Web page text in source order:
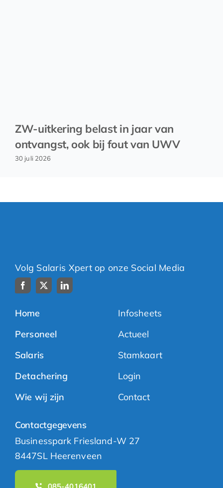
ZW-uitkering belast in jaar van
ontvangst, ook bij fout van UWV
30 juli 2026
Volg Salaris Xpert op onze Social Media
Home
Personeel
Salaris
Detachering
Wie wij zijn
Infosheets
Actueel
Stamkaart
Login
Contact
Contactgegevens
Businesspark Friesland-W 27
8447SL Heerenveen